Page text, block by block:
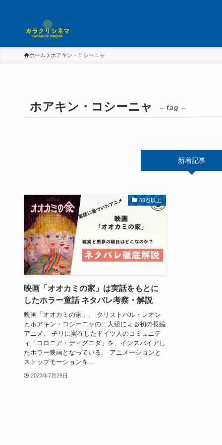
ホーム ホアキン・コシーニャ
ホアキン・コシーニャ – tag –
新着記事
60点以上
映画「オオカミの家」は実話をもとに
したホラー童話 ネタバレ考察・解説
映画「オオカミの家」。 クリストバル・レオン
とホアキン・コシーニャの二人組による初の長編
アニメ。 チリに実在したドイツ人のコミュニテ
ィ「コロニア・ディグニダ」を、インスパイアし
たホラー映画となっている。 アニメーションと
ストップモーションを...
2023年7月29日